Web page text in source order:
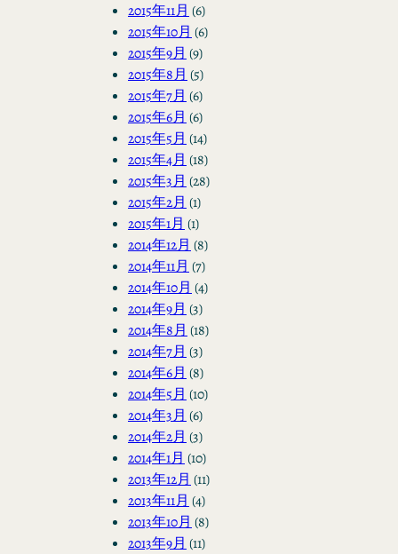
2015年11月 (6)
2015年10月 (6)
2015年9月 (9)
2015年8月 (5)
2015年7月 (6)
2015年6月 (6)
2015年5月 (14)
2015年4月 (18)
2015年3月 (28)
2015年2月 (1)
2015年1月 (1)
2014年12月 (8)
2014年11月 (7)
2014年10月 (4)
2014年9月 (3)
2014年8月 (18)
2014年7月 (3)
2014年6月 (8)
2014年5月 (10)
2014年3月 (6)
2014年2月 (3)
2014年1月 (10)
2013年12月 (11)
2013年11月 (4)
2013年10月 (8)
2013年9月 (11)